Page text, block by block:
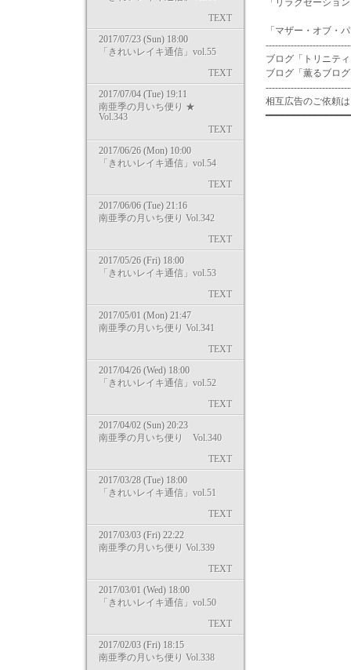
TEXT
2017/07/23 (Sun) 18:00
「きれいレイキ通信」vol.55
TEXT
2017/07/04 (Tue) 19:11
南亜季の月いち便り ★
Vol.343
TEXT
2017/06/26 (Mon) 10:00
「きれいレイキ通信」vol.54
TEXT
2017/06/06 (Tue) 21:16
南亜季の月いち便り Vol.342
TEXT
2017/05/26 (Fri) 18:00
「きれいレイキ通信」vol.53
TEXT
2017/05/01 (Mon) 21:47
南亜季の月いち便り Vol.341
TEXT
2017/04/26 (Wed) 18:00
「きれいレイキ通信」vol.52
TEXT
2017/04/02 (Sun) 20:23
南亜季の月いち便り Vol.340
TEXT
2017/03/28 (Tue) 18:00
「きれいレイキ通信」vol.51
TEXT
2017/03/03 (Fri) 22:22
南亜季の月いち便り Vol.339
TEXT
2017/03/01 (Wed) 18:00
「きれいレイキ通信」vol.50
TEXT
2017/02/03 (Fri) 18:15
南亜季の月いち便り Vol.338
「リラクゼー
「マザー・オブ
ブログ「トリニテ
ブログ「薫るブ
相互広告のご依頼